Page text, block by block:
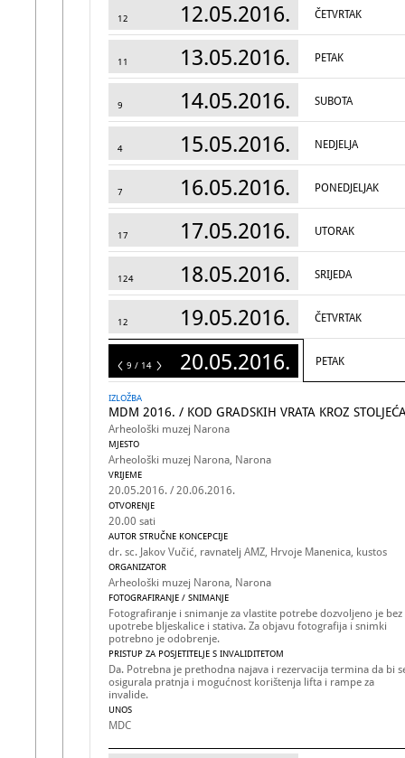
12 12.05.2016. ČETVRTAK
11 13.05.2016. PETAK
9 14.05.2016. SUBOTA
4 15.05.2016. NEDJELJA
7 16.05.2016. PONEDJELJAK
17 17.05.2016. UTORAK
124 18.05.2016. SRIJEDA
12 19.05.2016. ČETVRTAK
14 20.05.2016. PETAK
9 / 14
IZLOŽBA
MDM 2016. / KOD GRADSKIH VRATA KROZ
Arheološki muzej Narona
MJESTO
Arheološki muzej Narona, Narona
VRIJEME
20.05.2016. / 20.06.2016.
OTVORENJE
20.00 sati
AUTOR STRUČNE KONCEPCIJE
dr. sc. Jakov Vučić, ravnatelj AMZ, Hrvoje Manenica, kustos
ORGANIZATOR
Arheološki muzej Narona, Narona
FOTOGRAFIRANJE / SNIMANJE
Fotografiranje i snimanje za vlastite potrebe dozvoljeno je bez
upotrebe bljeskalice i stativa. Za objavu fotografija i snimki
potrebno je odobrenje.
PRISTUP ZA POSJETITELJE S INVALIDITETOM
Da. Potrebna je prethodna najava i rezervacija termina da bi
osigurala pratnja i mogućnost korištenja lifta i rampe za
invalide.
UNOS
MDC